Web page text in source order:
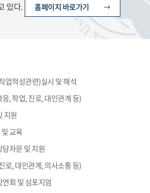
있다. 홈페이지 바로가기
업적성관련)실시 및 해석
, 학업, 진로, 대인관계 등)
지원
교육
자문 및 지원
로, 대인관계, 의사소통 등)
회 및 심포지엄